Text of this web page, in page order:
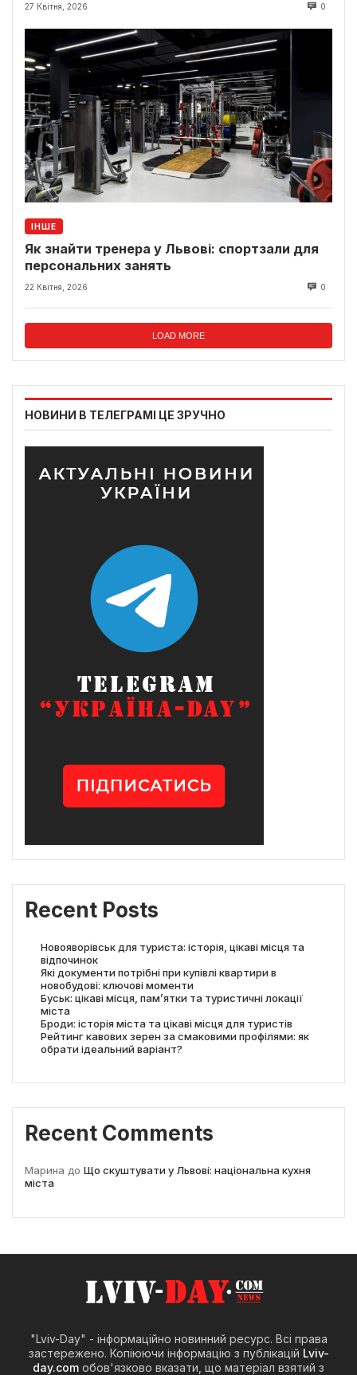
27 Квітня, 2026 0
ІНШЕ
Як знайти тренера у Львові: спортзали для
персональних занять
22 Квітня, 2026 0
LOAD MORE
НОВИНИ В ТЕЛЕГРАМІ ЦЕ ЗРУЧНО
Recent Posts
Новояворівськ для туриста: історія, цікаві місця та
відпочинок
Які документи потрібні при купівлі квартири в
новобудові: ключові моменти
Буськ: цікаві місця, пам’ятки та туристичні локації
міста
Броди: історія міста та цікаві місця для туристів
Рейтинг кавових зерен за смаковими профілями: як
обрати ідеальний варіант?
Recent Comments
Марина до Що скуштувати у Львові: національна кухня
міста
"Lviv-Day" - інформаційно новинний ресурс. Всі права
застережено. Копіюючи інформацію з публікацій Lviv-
day.com обов'язково вказати, що матеріал взятий з